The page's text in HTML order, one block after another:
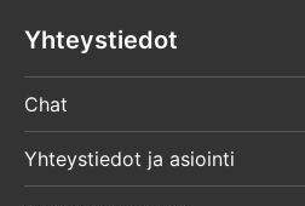
Yhteystiedot
Chat
Yhteystiedot ja asiointi